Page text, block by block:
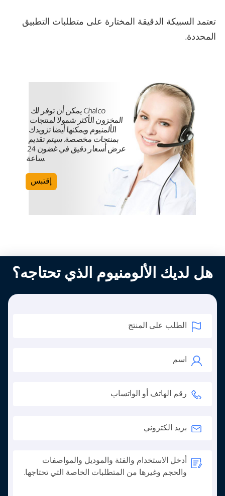
تعتمد السبيكة الدقيقة المختارة على متطلبات التطبيق
المحددة.
يمكن أن توفر لك Chalco
المخزون الأكثر شمولا لمنتجات
الألمنيوم ويمكنها أيضا تزويدك
بمنتجات مخصصة. سيتم تقديم
عرض أسعار دقيق في غضون 24
ساعة.
إقتبس
هل لديك الألومنيوم الذي تحتاجه؟